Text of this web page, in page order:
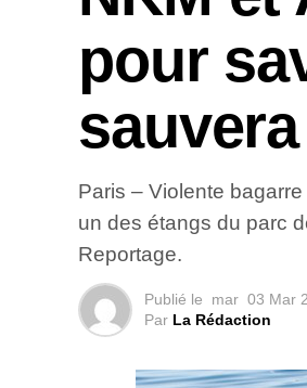
pour
Paris – Violente
un des étangs du parc
Reportage.
Publié le mar 03 Mar
Par La Rédaction